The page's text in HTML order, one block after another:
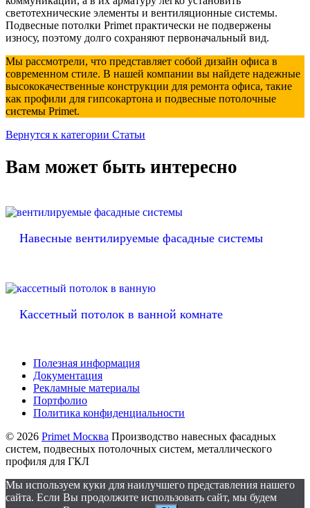
светотехнические элементы и вентиляционные системы.
Подвесные потолки Primet практически не подвержены
износу, поэтому долго сохраняют первоначальный вид.
Мы рассмотрели, что представляет собой дизайн офиса в
современном стиле. В нашей компании вы найдете надежные
высококачественные конструкции для ремонта офиса, такие
как профили для гипсокартона и подвесные потолочные
системы Primet.
Вернутся к категории Статьи
Вам может быть интересно
Навесные вентилируемые фасадные системы
Кассетный потолок в ванной комнате
Полезная информация
Документация
Рекламные материалы
Портфолио
Политика конфиденциальности
© 2026 Primet Москва Производство навесных фасадных
систем, подвесных потолочных систем, металлического
профиля для ГКЛ
Мы используем куки для наилучшего представления нашего
сайта. Если Вы продолжите использовать сайт, мы будем